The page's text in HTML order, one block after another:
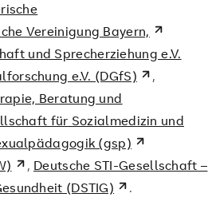
Vereinigung Bayern,
und Sprecherziehung e.V.
e.V. (DGfS)
,
Beratung und
für Sozialmedizin und
(gsp)
, Deutsche STI-Gesellschaft –
(DSTIG)
.